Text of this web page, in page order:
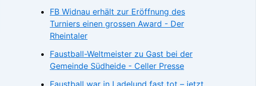
FB Widnau erhält zur Eröffnung des
Turniers einen grossen Award - Der
Rheintaler
Faustball-Weltmeister zu Gast bei der
Gemeinde Südheide - Celler Presse
Faustball war in Ladelund fast tot – jetzt